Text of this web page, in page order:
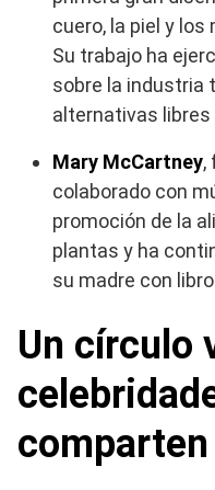
cuero, la piel y
Su trabajo ha
sobre la industria
alternativas libres
Mary McCartney,
colaborado con
promoción de la
plantas y ha
su madre con
Un círculo